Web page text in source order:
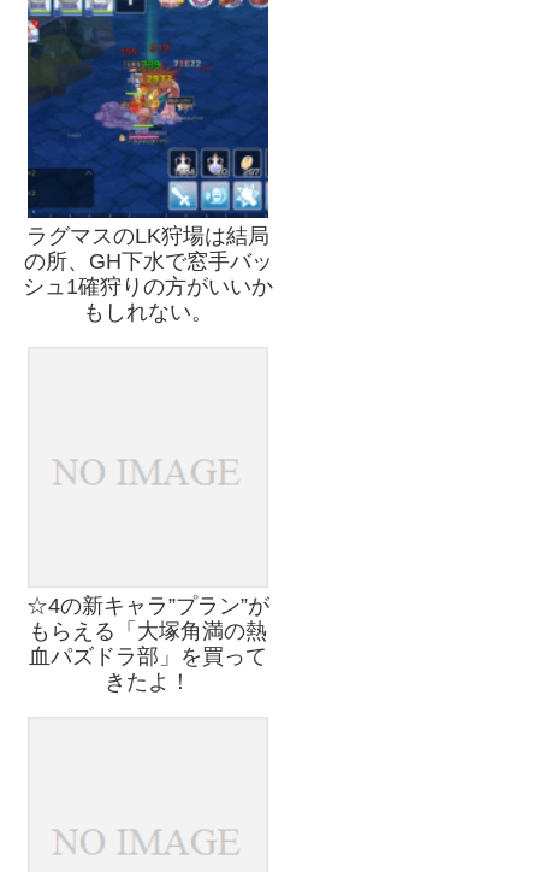
ラグマスのLK狩場は結局
の所、GH下水で窓手バッ
シュ1確狩りの方がいいか
もしれない。
☆4の新キャラ”プラン”が
もらえる「大塚角満の熱
血パズドラ部」を買って
きたよ！